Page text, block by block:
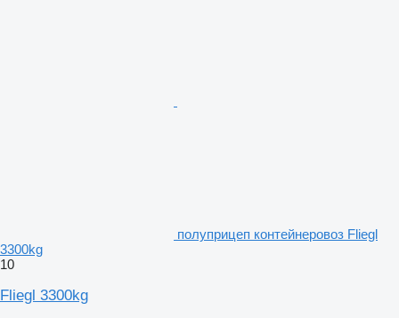
полуприцеп контейнеровоз Fliegl
3300kg
10
Fliegl 3300kg